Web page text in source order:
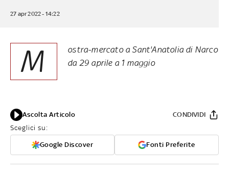
27 apr 2022 - 14:22
M
ostra-mercato a Sant'Anatolia di Narco
da 29 aprile a 1 maggio
Ascolta Articolo
Sceglici su:
Google Discover Fonti Preferite
CONDIVIDI